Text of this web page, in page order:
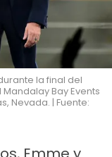
la final del
Bay Events
Nevada. | Fuente: